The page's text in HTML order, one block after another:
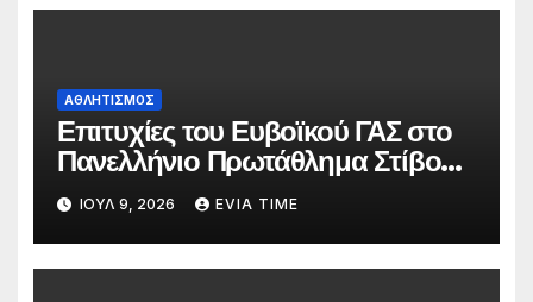
ΑΘΛΗΤΙΣΜΟΣ
Επιτυχίες του Ευβοϊκού ΓΑΣ στο
Πανελλήνιο Πρωτάθλημα Στίβου
Κ20
ΙΟΎΛ 9, 2026 EVIA TIME